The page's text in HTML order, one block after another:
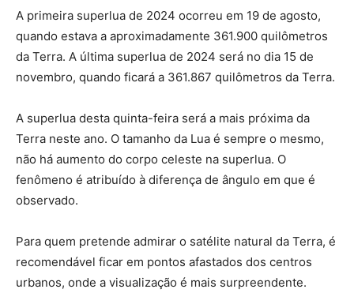
A primeira superlua de 2024 ocorreu em 19 de agosto,
quando estava a aproximadamente 361.900 quilômetros
da Terra. A última superlua de 2024 será no dia 15 de
novembro, quando ficará a 361.867 quilômetros da Terra.
A superlua desta quinta-feira será a mais próxima da
Terra neste ano. O tamanho da Lua é sempre o mesmo,
não há aumento do corpo celeste na superlua. O
fenômeno é atribuído à diferença de ângulo em que é
observado.
Para quem pretende admirar o satélite natural da Terra, é
recomendável ficar em pontos afastados dos centros
urbanos, onde a visualização é mais surpreendente.